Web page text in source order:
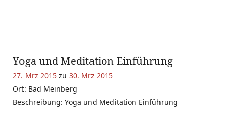
Yoga und Meditation Einführung
27. Mrz 2015 zu 30. Mrz 2015
Ort: Bad Meinberg
Beschreibung: Yoga und Meditation Einführung